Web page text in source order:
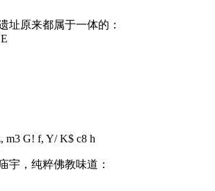
址原来都属于一体的：
m3 G! f, Y/ K$ c8 h
宇，纯粹佛教味道：